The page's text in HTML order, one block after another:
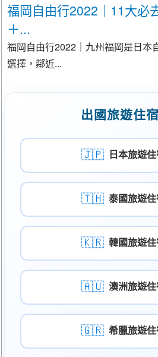
福岡自由行2022｜11大必
＋...
福岡自由行2022｜九州福岡是日本
選擇，鄰近...
出國旅遊住
🇯🇵 日本旅遊
🇹🇭 泰國旅遊
🇰🇷 韓國旅遊
🇦🇺 澳洲旅遊
🇬🇷 希臘旅遊